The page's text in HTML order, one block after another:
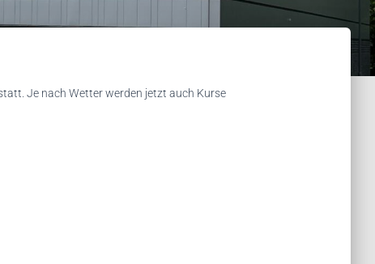
Je nach Wetter werden jetzt auch Kurse